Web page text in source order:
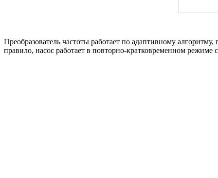
Преобразователь частоты работает по адаптивному
правило, насос работает в повторно-кратковременном